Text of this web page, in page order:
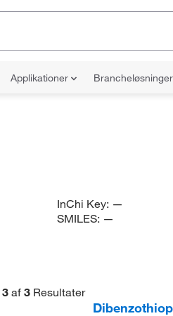
Applikationer Brancheløsninger
InChi Key: —
SMILES: —
3 af 3 Resultater